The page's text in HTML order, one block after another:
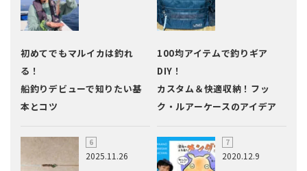
初めてでもマルイカは釣れ
る！
船釣りデビューで知りたい基
本とコツ
100均アイテムで釣りギア
DIY！
カスタム＆快適収納！フッ
ク・ルアーケースのアイデア
2025.11.26 2020.12.9